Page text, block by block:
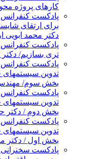
کارهای پروژه
پادکست کنفرانس
برای ارتقای
دکتر محمد ابویی
پادکست کنفرانس
تری بسازیم/ دکتر
پادکست کنفرانس
تدوین سیستمهای
بخش سوم/ مهندس
پادکست کنفرانس
تدوین سیستمهای
بخش دوم / دکتر
پادکست کنفرانس
تدوین سیستمهای
بخش اول / دکتر
پادکست